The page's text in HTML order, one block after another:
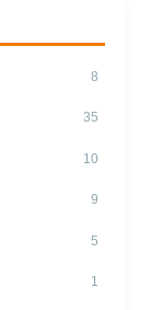
4天3夜
8
35
10
9
5
1